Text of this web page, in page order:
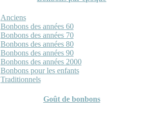
Anciens
Bonbons des années 60
Bonbons des années 70
Bonbons des années 80
Bonbons des années 90
Bonbons des années 2000
Bonbons pour les enfants
Traditionnels
Goût de bonbons